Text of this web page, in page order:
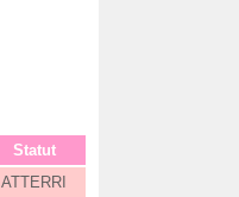
Statut
ATTERRI